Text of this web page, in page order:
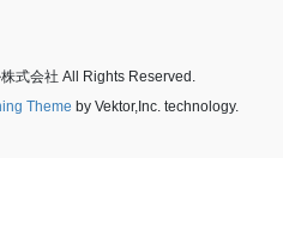
式会社 All Rights Reserved.
Theme by Vektor,Inc. technology.